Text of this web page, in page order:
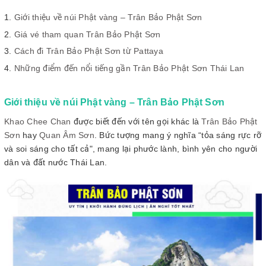
Giới thiệu về núi Phật vàng – Trân Bảo Phật Sơn
Giá vé tham quan Trân Bảo Phật Sơn
Cách đi Trân Bảo Phật Sơn từ Pattaya
Những điểm đến nổi tiếng gần Trân Bảo Phật Sơn Thái Lan
Giới thiệu về núi Phật vàng – Trân Bảo Phật Sơn
Khao Chee Chan được biết đến với tên gọi khác làTrân Bảo Phật
Sơn hay Quan Âm Sơn . Bức tượng mang ý nghĩa “tỏa sáng rực rỡ
và soi sáng cho tất cả", mang lại phước lành, bình yên cho người
dân và đất nước Thái Lan.